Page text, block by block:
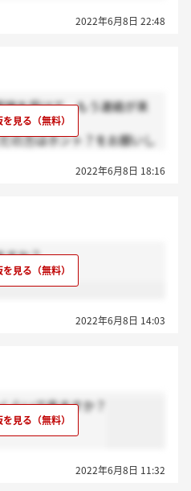
2022年6月8日 22:48
を受けて、もう連絡が来
。
の方はホント？をお願いし
2022年6月8日 18:16
すか？
2022年6月8日 14:03
らいで来ますか？
2022年6月8日 11:32